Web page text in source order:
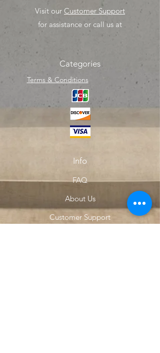
Visit our Customer Support
for assistance or call us at
Categories
Terms & Conditions
Info
FAQ
About Us
Customer Support